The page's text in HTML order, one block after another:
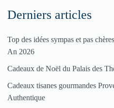
Derniers articles
Top des idées sympas et pas
An 2026
Cadeaux de Noël du Palais des
Cadeaux tisanes gourmandes
Authentique